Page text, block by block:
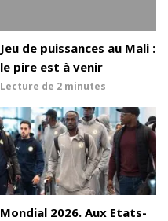
Jeu de puissances au Mali :
le pire est à venir
Lecture de 2 minutes
Mondial 2026. Aux Etats-